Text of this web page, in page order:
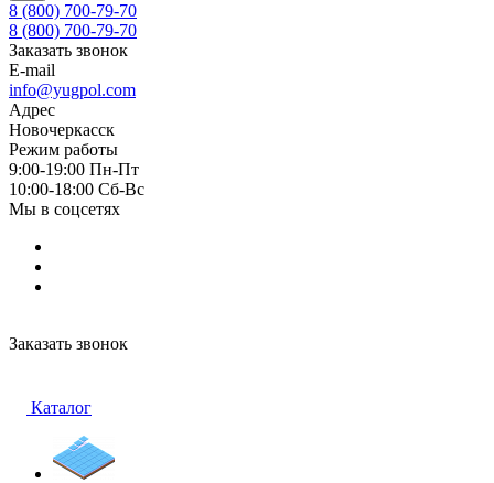
8 (800) 700-79-70
8 (800) 700-79-70
Заказать звонок
E-mail
info@yugpol.com
Адрес
Новочеркаcск
Режим работы
9:00-19:00 Пн-Пт
10:00-18:00 Cб-Вс
Мы в соцсетях
Заказать звонок
Каталог